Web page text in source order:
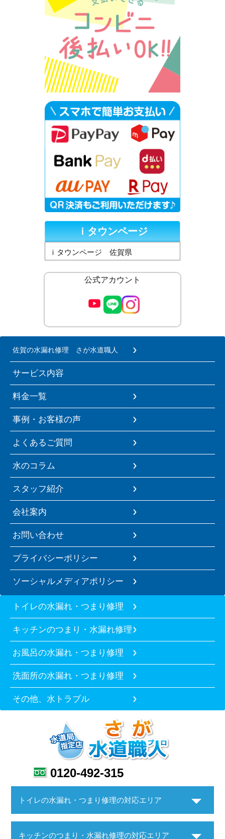
ｉタウンページ
ｉタウンページ 佐賀県
公式アカウント
佐賀の水漏れ修理 さが水道職人
サービス内容
料金一覧
事例・お客様の声
よくあるご質問
水のコラム
スタッフ紹介
会社案内
お問い合わせ
プライバシーポリシー
ソーシャルメディアポリシー
トイレの水漏れ・つまり修理
キッチンのつまり・水漏れ修理
お風呂の水漏れ・つまり修理
洗面所の水漏れ・つまり修理
その他、水トラブル
0120-492-315
トイレの水漏れ・つまり修理の対応エリア
キッチンのつまり・水漏れ修理の対応エリア